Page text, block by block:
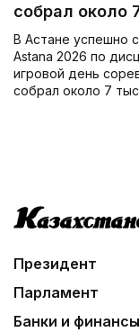
собрал около
В Астане успешно
Astana 2026 по
игровой день
собрал около 7
Президент
Парламент
Банки и финансы